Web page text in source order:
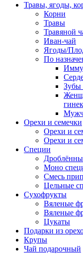
Травы, ягоды,
Корни
Травы
Травяной
Иван-чай
Ягоды/
По
Зубы
Орехи и семечки
Орехи и
Орехи и
Специи
Моно
Смесь
Цельные
Сухофрукты
Вяленые
Вяленые
Цукаты
Подарки из
Крупы
Чай подарочный